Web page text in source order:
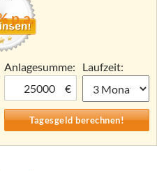
p.a.
Anlagesumme:
€
Laufzeit: